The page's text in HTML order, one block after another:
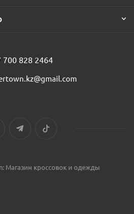
700 828 2464
Магазин кроссовок и одежды